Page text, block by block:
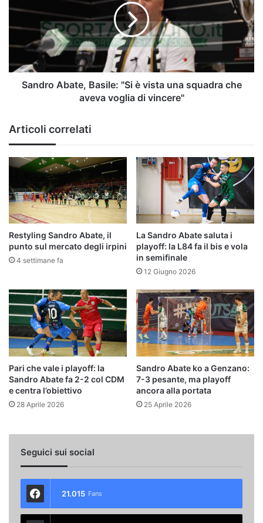
"Si
una
che
avevaSandro Abate, Basile: "Si è vista una squadra che
aveva voglia di vincere"
Articoli correlati
Restyling Sandro Abate, il
punto sul mercato degli irpini
4 settimane fa
La Sandro Abate saluta i
playoff: la L84 fa il bis e vola
in semifinale
12 Giugno 2026
Pari che vale i playoff: la
Sandro Abate fa 2-2 col CDM
e centra l’obiettivo
28 Aprile 2026
Sandro Abate ko a Genzano:
7-3 pesante, ma playoff
ancora alla portata
25 Aprile 2026
Seguici sui social
21.015 Fans